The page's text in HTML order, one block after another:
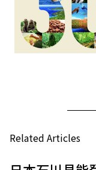
Related Articles